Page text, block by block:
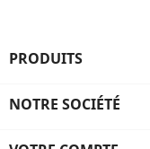
PRODUITS
NOTRE SOCIÉTÉ